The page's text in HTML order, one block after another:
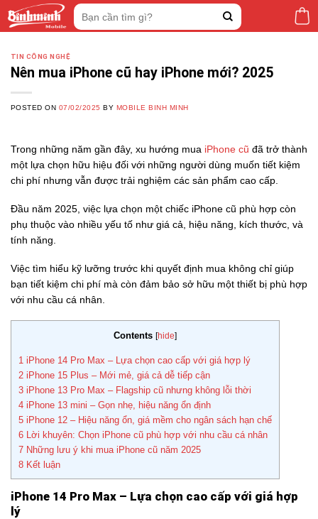
Tìm
kiếm:
TIN CÔNG NGHỆ
Nên mua iPhone cũ hay iPhone mới? 2025
POSTED ON 07/02/2025 BY MOBILE BINH MINH
Trong những năm gần đây, xu hướng mua iPhone cũ đã trở thành
một lựa chọn hữu hiệu đối với những người dùng muốn tiết kiệm
chi phí nhưng vẫn được trải nghiệm các sản phẩm cao cấp.
Đầu năm 2025, việc lựa chọn một chiếc iPhone cũ phù hợp còn
phụ thuộc vào nhiều yếu tố như giá cả, hiệu năng, kích thước, và
tính năng.
Việc tìm hiểu kỹ lưỡng trước khi quyết định mua không chỉ giúp
bạn tiết kiệm chi phí mà còn đảm bảo sở hữu một thiết bị phù hợp
với nhu cầu cá nhân.
Contents [hide]
1 iPhone 14 Pro Max – Lựa chọn cao cấp với giá hợp lý
2 iPhone 15 Plus – Mới mẻ, giá cả dễ tiếp cận
3 iPhone 13 Pro Max – Flagship cũ nhưng không lỗi thời
4 iPhone 13 mini – Gọn nhẹ, hiệu năng ổn định
5 iPhone 12 – Hiệu năng ổn, giá mềm cho ngân sách hạn chế
6 Lời khuyên: Chọn iPhone cũ phù hợp với nhu cầu cá nhân
7 Những lưu ý khi mua iPhone cũ năm 2025
8 Kết luận
iPhone 14 Pro Max – Lựa chọn cao cấp với giá hợp
lý